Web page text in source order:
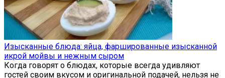
Изысканные блюда: яйца, фаршированные изысканной
икрой мойвы и нежным сыром
Когда говорят о блюдах, которые всегда удивляют
гостей своим вкусом и оригинальной подачей, нельзя не